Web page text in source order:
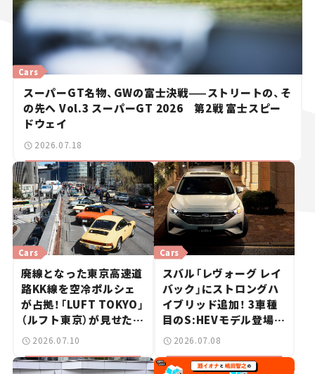
Cars
スーパーGT名物、GWの富士決戦——ストリートの、そ
の先へ Vol.3 スーパーGT 2026 第2戦 富士スピー
ドウェイ
2026.07.18
Cars
廃線となった東京高速道
路KK線を空冷ポルシェ
が占拠！「LUFT TOKYO」
（ルフト東京）が見せた奇
跡の一日——ハッサンの
信 #2
2026.07.10
Cars
スバル「レヴォーグ レイ
バック」にストロングハ
イブリッド追加！ 3車種
目のS:HEVモデル登場、
燃費は19.0km/L【新車
2026.07.08